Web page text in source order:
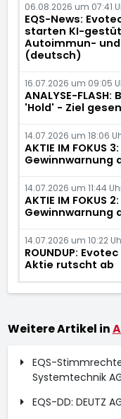
06.08.2026 um 07:41
EQS-News:
starten KI-
Autoimmun-
(deutsch)
16.07.2026 um 09:05
ANALYSE-
'Hold' - Ziel
14.07.2026 um 18:06
AKTIE IM FOKUS
Gewinnwarnung
14.07.2026 um 11:44
AKTIE IM FOKUS
Gewinnwarnung
14.07.2026 um 10:22
ROUNDUP:
Aktie rutscht ab
Weitere Artikel in
EQS-
Systemtechnik
EQS-DD: DEUTZ